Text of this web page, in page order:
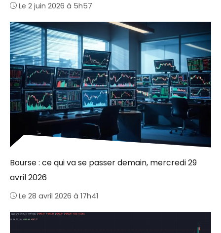
Le 2 juin 2026 à 5h57
Bourse : ce qui va se passer demain, mercredi 29
avril 2026
Le 28 avril 2026 à 17h41